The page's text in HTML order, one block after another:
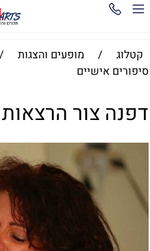
קטלוג / מופעים והצגות /
סיפורים אישיים
דפנה צור